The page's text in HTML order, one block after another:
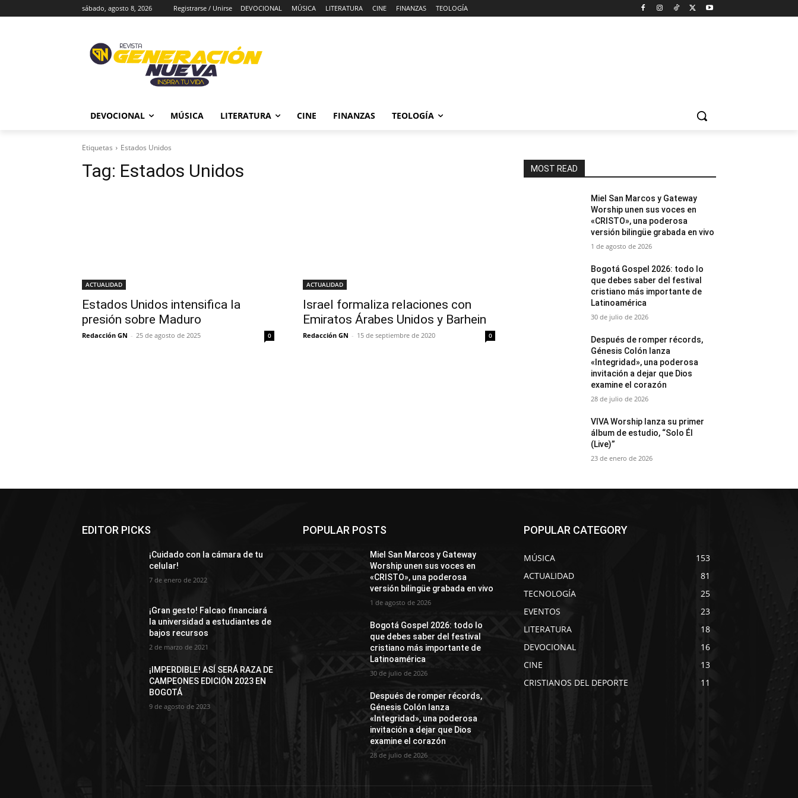
sábado, agosto 8, 2026 Registrarse / Unirse DEVOCIONAL MÚSICA LITERATURA CINE FINANZAS TEOLOGÍA
DEVOCIONAL MÚSICA LITERATURA CINE FINANZAS TEOLOGÍA
Etiquetas Estados Unidos
Tag: Estados Unidos
ACTUALIDAD
Estados Unidos intensifica la
presión sobre Maduro
Redacción GN - 25 de agosto de 2025 0
ACTUALIDAD
Israel formaliza relaciones con
Emiratos Árabes Unidos y Barhein
Redacción GN - 15 de septiembre de 2020 0
MOST READ
Miel San Marcos y Gateway
Worship unen sus voces en
«CRISTO», una poderosa
versión bilingüe grabada en vivo
1 de agosto de 2026
Bogotá Gospel 2026: todo lo
que debes saber del festival
cristiano más importante de
Latinoamérica
30 de julio de 2026
Después de romper récords,
Génesis Colón lanza
«Integridad», una poderosa
invitación a dejar que Dios
examine el corazón
28 de julio de 2026
VIVA Worship lanza su primer
álbum de estudio, “Solo Él
(Live)”
23 de enero de 2026
EDITOR PICKS
¡Cuidado con la cámara de tu
celular!
7 de enero de 2022
¡Gran gesto! Falcao financiará
la universidad a estudiantes de
bajos recursos
2 de marzo de 2021
¡IMPERDIBLE! ASÍ SERÁ RAZA DE
CAMPEONES EDICIÓN 2023 EN
BOGOTÁ
9 de agosto de 2023
POPULAR POSTS
Miel San Marcos y Gateway
Worship unen sus voces en
«CRISTO», una poderosa
versión bilingüe grabada en vivo
1 de agosto de 2026
Bogotá Gospel 2026: todo lo
que debes saber del festival
cristiano más importante de
Latinoamérica
30 de julio de 2026
Después de romper récords,
Génesis Colón lanza
«Integridad», una poderosa
invitación a dejar que Dios
examine el corazón
28 de julio de 2026
POPULAR CATEGORY
MÚSICA
153
ACTUALIDAD
81
TECNOLOGÍA
25
EVENTOS
23
LITERATURA
18
DEVOCIONAL
16
CINE
13
CRISTIANOS DEL DEPORTE
11